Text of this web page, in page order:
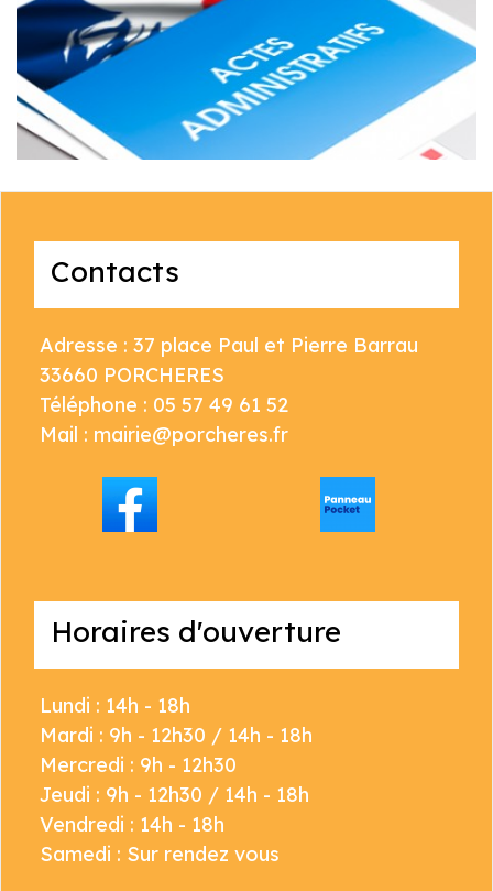
Contacts
Adresse : 37 place Paul et Pierre Barrau
33660 PORCHERES
Téléphone : 05 57 49 61 52
Mail : mairie@porcheres.fr
Horaires d'ouverture
Lundi : 14h - 18h
Mardi : 9h - 12h30 / 14h - 18h
Mercredi : 9h - 12h30
Jeudi : 9h - 12h30 / 14h - 18h
Vendredi : 14h - 18h
Samedi : Sur rendez vous